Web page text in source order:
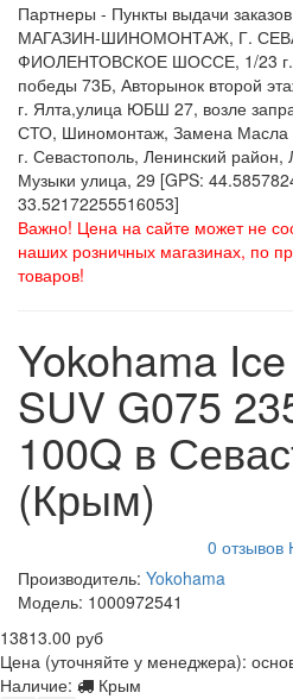
Партнеры - Пункты выдачи
МАГАЗИН-ШИНОМОНТАЖ, Г.
ФИОЛЕНТОВСКОЕ ШОССЕ, 1/23 г.
победы 73Б, Авторынок второй
г. Ялта,улица ЮБШ 27, возле
СТО, Шиномонтаж, Замена Масла
г. Севастополь, Ленинский район,
Музыки улица, 29 [GPS:
33.52172255516053]
Важно! Цена на сайте может не
наших розничных магазинах, по
товаров!
Yokohama
SUV G075
100Q в
(Крым)
0 отзывов
Производитель: Yokohama
Модель: 1000972541
13813.00 руб
Цена (уточняйте у менеджера):
Наличие:
Крым